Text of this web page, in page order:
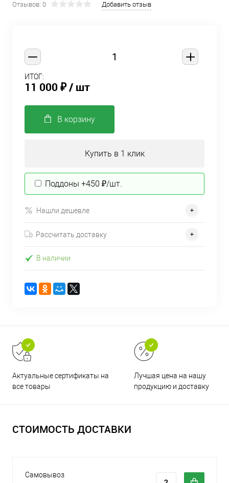
Отзывов: 0 Добавить отзыв
ИТОГ:
11 000 ₽/ шт
В корзину
Купить в 1 клик
Поддоны +450 ₽/шт.
Нашли дешевле
Рассчитать доставку
В наличии
Актуальные сертификаты на
все товары
Лучшая цена на нашу
продукцию и доставку
СТОИМОСТЬ ДОСТАВКИ
Самовывоз